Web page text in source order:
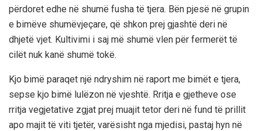
përdoret edhe në shumë fusha të tjera. Bën pjesë në grupin
e bimëve shumëvjeçare, që shkon prej gjashtë deri në
dhjetë vjet. Kultivimi i saj më shumë vlen për fermerët të
cilët nuk kanë shumë tokë.
Kjo bimë paraqet një ndryshim në raport me bimët e tjera,
sepse kjo bimë lulëzon në vjeshtë. Rritja e gjetheve ose
rritja vegjetative zgjat prej muajit tetor deri në fund të prillit
apo majit të viti tjetër, varësisht nga mjedisi, pastaj hyn në